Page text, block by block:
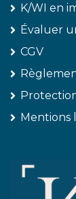
K/WI en
Évaluer
CGV
Mentions